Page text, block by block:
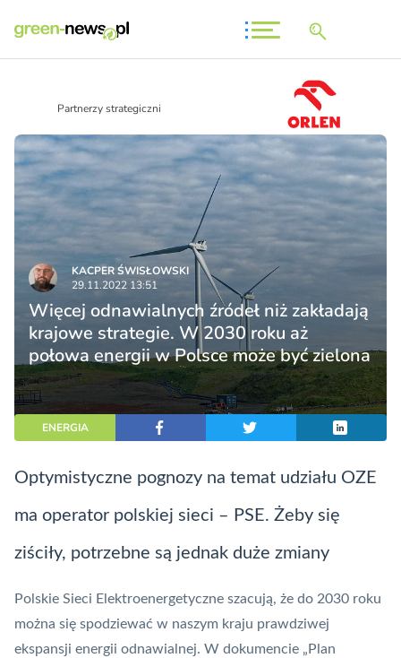
Partnerzy strategiczni
KACPER ŚWISŁO­WSKI
29.11.2022 13:51
Więcej odnawialnych źródeł niż zakładają
krajowe strategie. W 2030 roku aż
połowa energii w Polsce może być zielona
ENERGIA
Optymistyczne pognozy na temat udziału OZE
ma operator polskiej sieci – PSE. Żeby się
ziściły, potrzebne są jednak duże zmiany
Polskie Sieci Elektroenergetyczne szacują, że do 2030 roku
można się spodziewać w naszym kraju prawdziwej
ekspansji energii odnawialnej. W dokumencie „Plan